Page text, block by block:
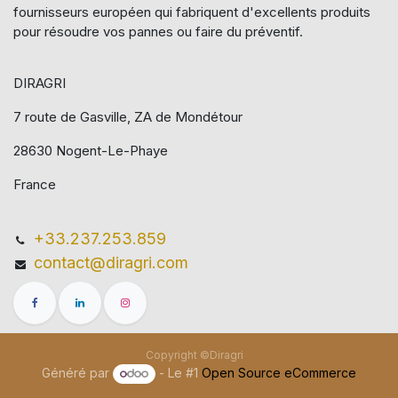
fournisseurs européen qui​ fabriquent d'excellents produits
pour résoudre vos pannes ou faire du préventif.
DIRAGRI
7 route de Gasville, ZA de Mondétour
28630 Nogent-Le-Phaye
France
+33.237.253.859
contact@diragri.com
Copyright ©Diragri
Généré par - Le #1Open Source eCommerce